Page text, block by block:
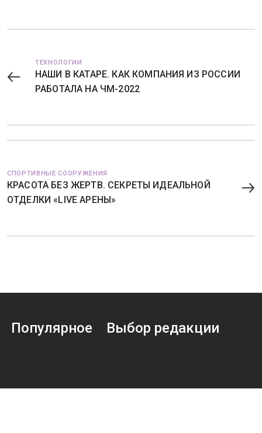
ТЕХНОЛОГИИ
НАШИ В КАТАРЕ. КАК КОМПАНИЯ ИЗ РОССИИ
РАБОТАЛА НА ЧМ-2022
СПОРТИВНЫЕ СООРУЖЕНИЯ
КРАСОТА БЕЗ ЖЕРТВ. СЕКРЕТЫ ИДЕАЛЬНОЙ
ОТДЕЛКИ «LIVE АРЕНЫ»
Популярное Выбор редакции